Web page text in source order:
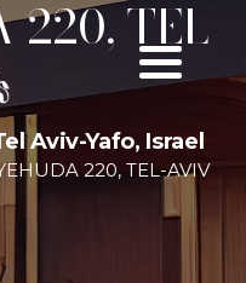
220, TEL-
Aviv-Yafo, Israel
220, TEL-AVIV